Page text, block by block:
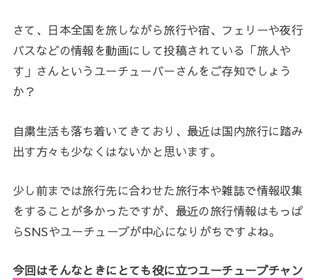
さて、日本全国を旅しながら旅行や宿、フェリーや夜行
バスなどの情報を動画にして投稿されている「旅人や
す」さんというユーチューバーさんをご存知でしょう
か？
自粛生活も落ち着いてきており、最近は国内旅行に踏み
出す方々も少なくはないかと思います。
少し前までは旅行先に合わせた旅行本や雑誌で情報収集
をすることが多かったですが、最近の旅行情報はもっぱ
らSNSやユーチューブが中心になりがちですよね。
今回はそんなときにとても役に立つユーチューブチャン